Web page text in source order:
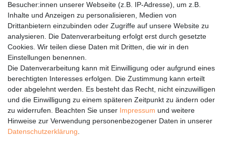
- Lieferung erfolgt zerlegt
- Aufbauanleitung anbei!
MADE IN GERMANY
Rechtliches
Service
Unternehmen
Besucher:innen unserer Webseite (z.B. IP-Adresse), um z.B.
Inhalte und Anzeigen zu personalisieren, Medien von
Drittanbietern einzubinden oder Zugriffe auf unsere Website zu
analysieren. Die Datenverarbeitung erfolgt erst durch gesetzte
Cookies. Wir teilen diese Daten mit Dritten, die wir in den
Einstellungen benennen.
Die Datenverarbeitung kann mit Einwilligung oder aufgrund eines
berechtigten Interesses erfolgen. Die Zustimmung kann erteilt
oder abgelehnt werden. Es besteht das Recht, nicht einzuwilligen
und die Einwilligung zu einem späteren Zeitpunkt zu ändern oder
zu widerrufen. Beachten Sie unser Impressum und weitere
Hinweise zur Verwendung personenbezogener Daten in unserer
Daten­schutz­erklärung